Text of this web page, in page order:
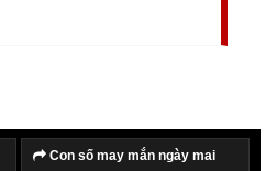
sắm sửa, làm lễ dâng lên
Con số may mắn ngày mai